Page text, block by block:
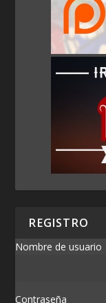
REGISTRO
Nombre de usuario
Contraseña